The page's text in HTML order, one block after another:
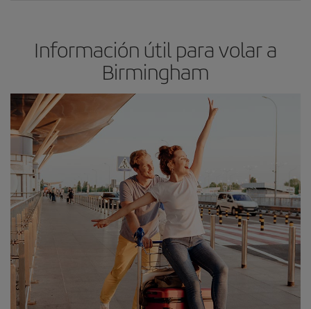
Información útil para volar a
Birmingham